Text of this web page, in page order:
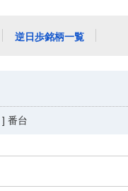
逆日歩銘柄一覧
] 番台